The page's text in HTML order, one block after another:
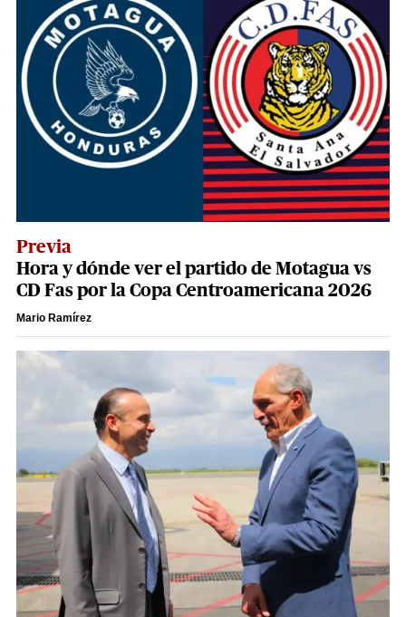
Previa
Hora y dónde ver el partido de Motagua vs
CD Fas por la Copa Centroamericana 2026
Mario Ramírez